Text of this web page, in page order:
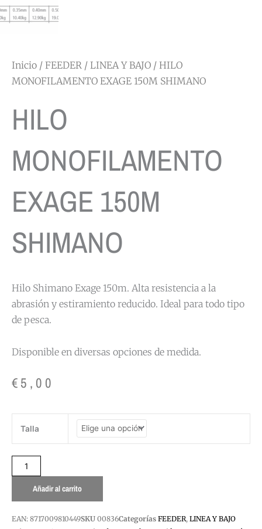
Inicio / FEEDER / LINEA Y BAJO / HILO
MONOFILAMENTO EXAGE 150M SHIMANO
HILO
MONOFILAMENTO
EXAGE 150M
SHIMANO
Hilo Shimano Exage 150m. Alta resistencia a la
abrasión y estiramiento reducido. Ideal para todo tipo
de pesca.
Disponible en diversas opciones de medida.
€5,00
Talla
MONOFILAMENTO
EXAGE
150M
SHIMANO
cantidadAñadir al carrito
EAN: 8717009810449SKU 00836Categorías FEEDER, LINEA Y BAJO